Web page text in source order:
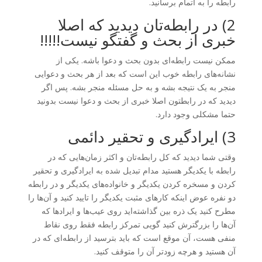
2) در رابطه‌تان دیدید که اصلا
خبری از بحث و گفتگو نیست!!!!!
ممکن نیست رابطه‌ای بدون بحث و دعوا باشه. یکی از
نشانه‌های رابطه خوب این است که بعد از هر بحث و دعوایی
منجر به یک نتیجه بشه و به حل مسئله منجر بشه. پس اگر
دیدید که در رابطتون اصلا خبری از بحث و دعوا نیست بدونید
حتما مشکلی وجود دارد.
3) ایرادگیری و تحقیر دائمی
وقتی شما دیدید که کل رابطه‌تان و اکثر زمان‌هایی که در
رابطه با یکدیگر هستید مدام تبدیل شده به ایرادگیری و تحقیر
کردن و مسخره کردن یکدیگر و خانواده‌های یکدیگر و در رابطه
دو نفره عوض اینکه کارهای مثبت یکدیگر را تایید کنید و آن‌ها را
مطرح کنید یک ذره بین گذاشته‌اید روی عیب‌ها و ایرادها که
آن‌ها را بزرگترش کنید گویی تمرکز رابطه فقط روی نقاط
منفی هست، آن موقع است که باید بترسید از رابطه‌ای که در
آن هستید و هرچه زودتر آن را متوقف کنید.